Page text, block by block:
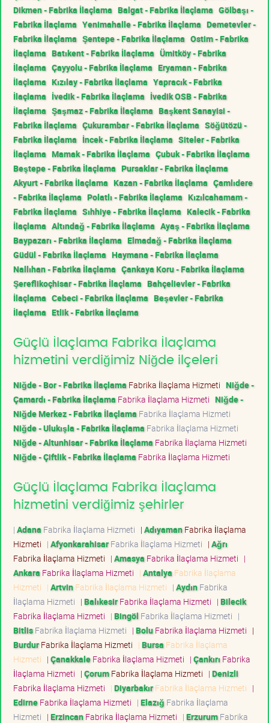
Dikmen - Fabrika İlaçlama Balgat - Fabrika İlaçlama Gölbaşı -
Fabrika İlaçlama Yenimahalle - Fabrika İlaçlama Demetevler -
Fabrika İlaçlama Şentepe - Fabrika İlaçlama Ostim - Fabrika
İlaçlama Batıkent - Fabrika İlaçlama Ümitköy - Fabrika
İlaçlama Çayyolu - Fabrika İlaçlama Eryaman - Fabrika
İlaçlama Kızılay - Fabrika İlaçlama Yapracık - Fabrika
İlaçlama İvedik - Fabrika İlaçlama İvedik OSB - Fabrika
İlaçlama Şaşmaz - Fabrika İlaçlama Başkent Sanayisi -
Fabrika İlaçlama Çukurambar - Fabrika İlaçlama Söğütözü -
Fabrika İlaçlama İncek - Fabrika İlaçlama Siteler - Fabrika
İlaçlama Mamak - Fabrika İlaçlama Çubuk - Fabrika İlaçlama
Beştepe - Fabrika İlaçlama Pursaklar - Fabrika İlaçlama
Akyurt - Fabrika İlaçlama Kazan - Fabrika İlaçlama Çamlıdere
- Fabrika İlaçlama Polatlı - Fabrika İlaçlama Kızılcahamam -
Fabrika İlaçlama Sıhhiye - Fabrika İlaçlama Kalecik - Fabrika
İlaçlama Altındağ - Fabrika İlaçlama Ayaş - Fabrika İlaçlama
Baypazarı - Fabrika İlaçlama Elmadağ - Fabrika İlaçlama
Güdül - Fabrika İlaçlama Haymana - Fabrika İlaçlama
Nallıhan - Fabrika İlaçlama Çankaya Koru - Fabrika İlaçlama
Şereflikoçhisar - Fabrika İlaçlama Bahçelievler - Fabrika
İlaçlama Cebeci - Fabrika İlaçlama Beşevler - Fabrika
İlaçlama Etlik - Fabrika İlaçlama
Güçlü İlaçlama Fabrika İlaçlama
hizmetini verdiğimiz Niğde ilçeleri
Niğde - Bor - Fabrika İlaçlama Fabrika İlaçlama Hizmeti Niğde -
Çamardı - Fabrika İlaçlama Fabrika İlaçlama Hizmeti Niğde -
Niğde Merkez - Fabrika İlaçlama Fabrika İlaçlama Hizmeti
Niğde - Ulukışla - Fabrika İlaçlama Fabrika İlaçlama Hizmeti
Niğde - Altunhisar - Fabrika İlaçlama Fabrika İlaçlama Hizmeti
Niğde - Çiftlik - Fabrika İlaçlama Fabrika İlaçlama Hizmeti
Güçlü İlaçlama Fabrika İlaçlama
hizmetini verdiğimiz şehirler
| Adana Fabrika İlaçlama Hizmeti | AdıyamanFabrika İlaçlama
Hizmeti | AfyonkarahisarFabrika İlaçlama Hizmeti | Ağrı
Fabrika İlaçlama Hizmeti | Amasya Fabrika İlaçlama Hizmeti |
Ankara Fabrika İlaçlama Hizmeti | Antalya Fabrika İlaçlama
Hizmeti | ArtvinFabrika İlaçlama Hizmeti | AydınFabrika
İlaçlama Hizmeti | BalıkesirFabrika İlaçlama Hizmeti | Bilecik
Fabrika İlaçlama Hizmeti | Bingöl Fabrika İlaçlama Hizmeti |
BitlisFabrika İlaçlama Hizmeti | BoluFabrika İlaçlama Hizmeti |
BurdurFabrika İlaçlama Hizmeti | Bursa Fabrika İlaçlama
Hizmeti | ÇanakkaleFabrika İlaçlama Hizmeti | Çankırı Fabrika
İlaçlama Hizmeti | ÇorumFabrika İlaçlama Hizmeti | Denizli
Fabrika İlaçlama Hizmeti | DiyarbakırFabrika İlaçlama Hizmeti |
EdirneFabrika İlaçlama Hizmeti | Elazığ Fabrika İlaçlama
Hizmeti | ErzincanFabrika İlaçlama Hizmeti | ErzurumFabrika